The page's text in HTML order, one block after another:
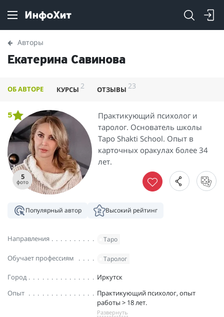
Авторы
Екатерина Савинова
ОБ АВТОРЕ КУРСЫ 2 ОТЗЫВЫ 23
5
фото
5
Практикующий психолог и
таролог. Основатель школы
Таро Shakti School. Опыт в
карточных оракулах более 34
лет.
Популярный автор Высокий рейтинг
Направления Таро
Обучает профессиям Таролог
Город
Иркутск
Опыт
Практикующий психолог, опыт
работы > 18 лет.
Развернуть